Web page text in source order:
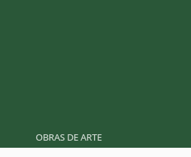
OBRAS DE ARTE